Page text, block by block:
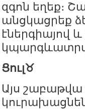
զգոն եղեք։
անցկացրեք
էներգիայով
Ցուլ♉️
Այս շաբաթվա
կուրախացնեն